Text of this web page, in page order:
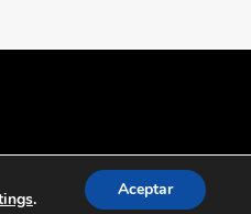
© 1997 -
. Aceptar